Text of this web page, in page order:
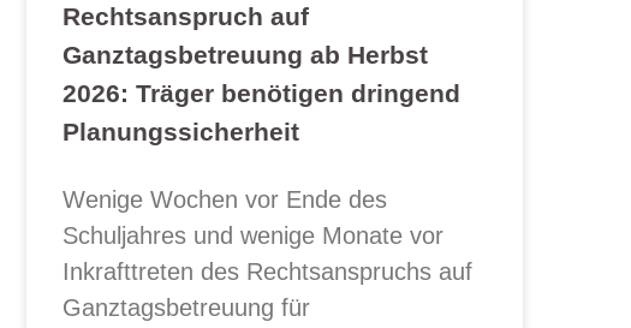
Rechtsanspruch auf
Ganztagsbetreuung ab Herbst
2026: Träger benötigen dringend
Planungssicherheit
Wenige Wochen vor Ende des
Schuljahres und wenige Monate vor
Inkrafttreten des Rechtsanspruchs auf
Ganztagsbetreuung für